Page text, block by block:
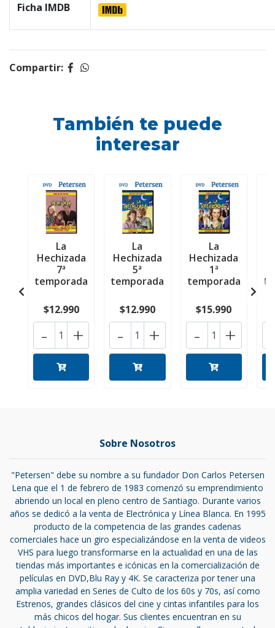
Ficha IMDB
Compartir:
También te puede
interesar
La
Hechizada
7ª
temporada
$12.990
+
-
La
Hechizada
5ª
temporada
$12.990
+
-
La
Hechizada
1ª
temporada
$15.990
+
-
Sobre Nosotros
"Petersen" debe su nombre a su fundador Don Carlos Petersen
Lena que el 1 de febrero de 1983 comenzó su emprendimiento
abriendo un local en pleno centro de Santiago. Durante varios
años se dedicó a la venta de Electrónica y Línea Blanca. En 1995
producto de la competencia de las grandes cadenas
comerciales hace un giro especializándose en la venta de videos
VHS para luego transformarse en la actualidad en una de las
tiendas más importantes e icónicas en la comercialización de
películas en DVD,Blu Ray y 4K. Se caracteriza por tener una
amplia variedad en Series de Culto de los 60s y 70s, así como
Estrenos, grandes clásicos del cine y cintas infantiles para los
más chicos del hogar. Sus clientes encuentran en su